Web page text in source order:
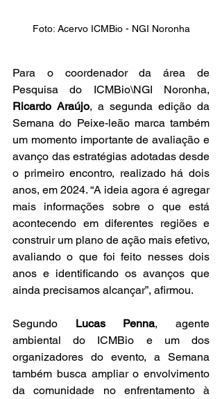
Foto: Acervo ICMBio - NGI Noronha
Para o coordenador da área de
Ricardo Araújo, a segunda edição da
Semana do Peixe-leão marca também
um momento importante de avaliação e
avanço das estratégias adotadas desde
o primeiro encontro, realizado há dois
anos, em 2024. “A ideia agora é agregar
mais informações sobre o que está
acontecendo em diferentes regiões e
construir um plano de ação mais efetivo,
avaliando o que foi feito nesses dois
anos e identificando os avanços que
ainda precisamos alcançar”, afirmou.
Segundo Lucas Penna, agente
ambiental do ICMBio e um dos
organizadores do evento, a Semana
também busca ampliar o envolvimento
da comunidade no enfrentamento à